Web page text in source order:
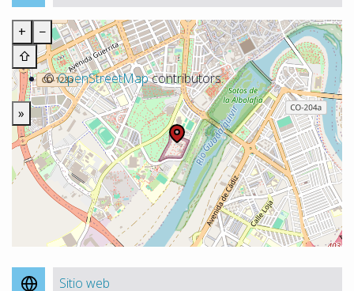
+
−
⇧
©OpenStreetMapcontributors.
»
Sitio web